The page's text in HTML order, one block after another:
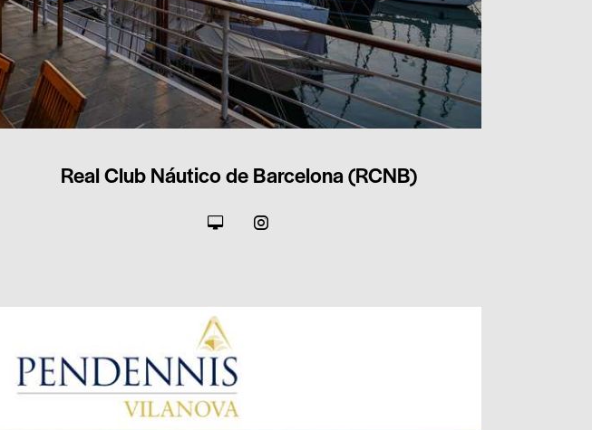
Real Club Náutico de Barcelona (RCNB)